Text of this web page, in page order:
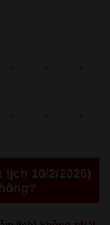
- - -
- - -
- - -
lịch 10/2/2026)